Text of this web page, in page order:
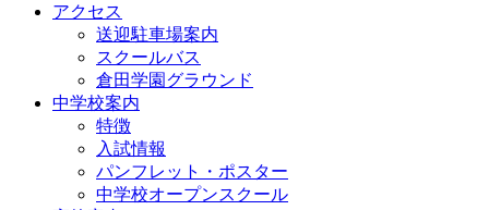
アクセス
送迎駐車場案内
スクールバス
倉田学園グラウンド
中学校案内
特徴
入試情報
パンフレット・ポスター
中学校オープンスクール